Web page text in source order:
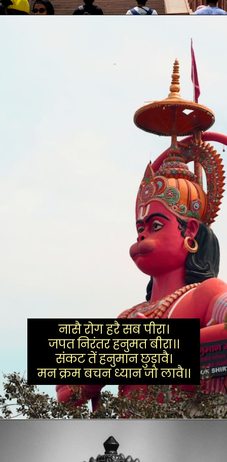
नासै रोग हरै सब पीरा।
जपत निरंतर हनुमत बीरा।।
संकट तें हनुमान छुड़ावै।
मन क्रम बचन ध्यान जो लावै।।